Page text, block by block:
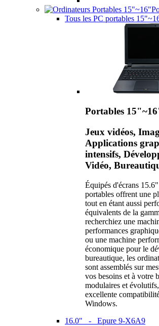
Tous les PC portables
Portables
Jeux vidéos,
Applications
intensifs,
Vidéo,
Équipés d'écrans
portables offrent une
tout en étant aussi
équivalents de la
recherchiez une
performances
ou une machine
économique pour le
bureautique, les
sont assemblés sur
vos besoins et à votre
modulaires et
excellente
Windows.
16.0" - Epure 9-X6A9